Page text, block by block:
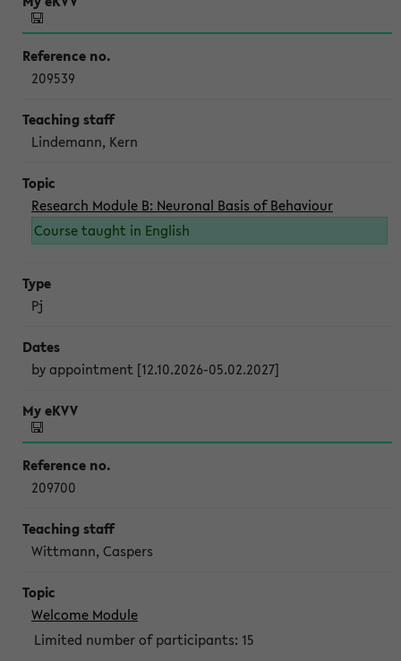
209539
Lindemann, Kern
Research Module B: Neuronal Basis of Behaviour
Course taught in English
Pj
by appointment [12.10.2026-05.02.2027]
209700
Wittmann, Caspers
Welcome Module
Limited number of participants: 15